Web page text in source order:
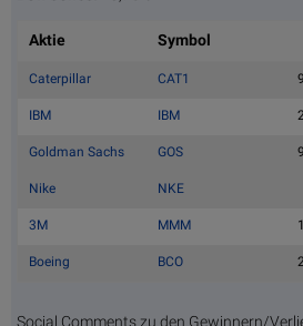
Aktie Symbol
Caterpillar CAT1
IBM IBM
Goldman Sachs GOS
Nike NKE
3M MMM
Boeing BCO
Social Comments zu den Gewinnern/